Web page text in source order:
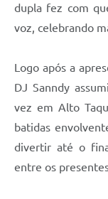
dupla fez com
voz, celebrando
Logo após a
DJ Sanndy
vez em Alto
batidas
divertir até o
entre os